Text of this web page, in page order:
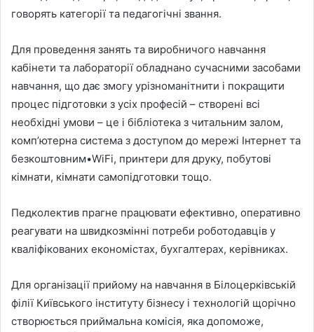
говорять категорії та педагогічні звання.
Для проведення занять та виробничого навчання
кабінети та лабораторії обладнано сучасними засобами
навчання, що дає змогу урізноманітнити і покращити
процес підготовки з усіх професій – створені всі
необхідні умови – це і бібліотека з читальним залом,
комп’ютерна система з доступом до мережі Інтернет та
безкоштовним•WiFi, принтери для друку, побутові
кімнати, кімнати самопідготовки тощо.
Педколектив прагне працювати ефективно, оперативно
реагувати на швидкозмінні потреби роботодавців у
кваліфікованих економістах, бухгалтерах, керівниках.
Для організації прийому на навчання в Білоцерківській
філії Київського інституту бізнесу і технологій щорічно
створюється приймальна комісія, яка допоможе,